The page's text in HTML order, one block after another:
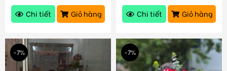
Chi tiết
Giỏ hàng
Chi tiết
Giỏ hàng
-7% -7%